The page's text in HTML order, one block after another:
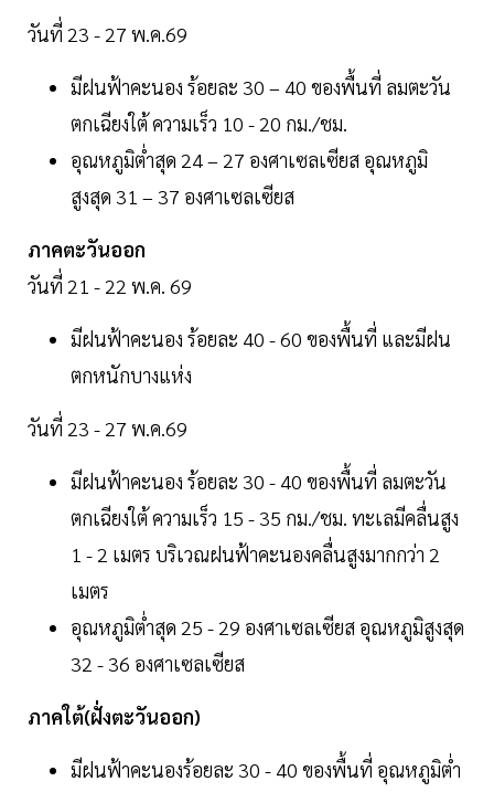
วันที่ 23 - 27 พ.ค.69
มีฝนฟ้าคะนอง ร้อยละ 30 – 40 ของพื้นที่ ลมตะวัน
ตกเฉียงใต้ ความเร็ว 10 - 20 กม./ชม.
อุณหภูมิต่ำสุด 24 – 27 องศาเซลเซียส อุณหภูมิ
สูงสุด 31 – 37 องศาเซลเซียส
ภาคตะวันออก
วันที่ 21 - 22 พ.ค. 69
มีฝนฟ้าคะนอง ร้อยละ 40 - 60 ของพื้นที่ และมีฝน
ตกหนักบางแห่ง
วันที่ 23 - 27 พ.ค.69
มีฝนฟ้าคะนอง ร้อยละ 30 - 40 ของพื้นที่ ลมตะวัน
ตกเฉียงใต้ ความเร็ว 15 - 35 กม./ชม. ทะเลมีคลื่นสูง
1 - 2 เมตร บริเวณฝนฟ้าคะนองคลื่นสูงมากกว่า 2
เมตร
อุณหภูมิต่ำสุด 25 - 29 องศาเซลเซียส อุณหภูมิสูงสุด
32 - 36 องศาเซลเซียส
ภาคใต้(ฝั่งตะวันออก)
มีฝนฟ้าคะนองร้อยละ 30 - 40 ของพื้นที่ อุณหภูมิต่ำ